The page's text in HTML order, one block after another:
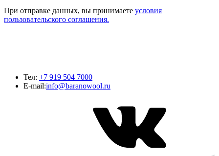
При отправке данных, вы принимаете условия
пользовательского соглашения.
Тел: +7 919 504 7000
E-mail:info@baranowool.ru